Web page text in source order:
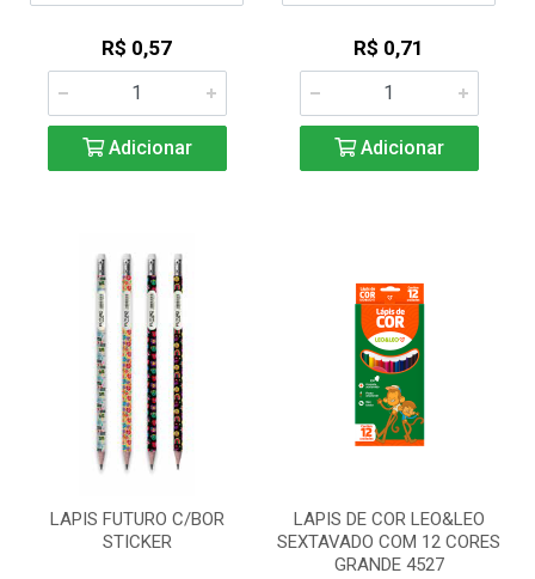
R$ 0,57
Adicionar
R$ 0,71
Adicionar
LAPIS FUTURO C/BOR
STICKER
LAPIS DE COR LEO&LEO
SEXTAVADO COM 12 CORES
GRANDE 4527